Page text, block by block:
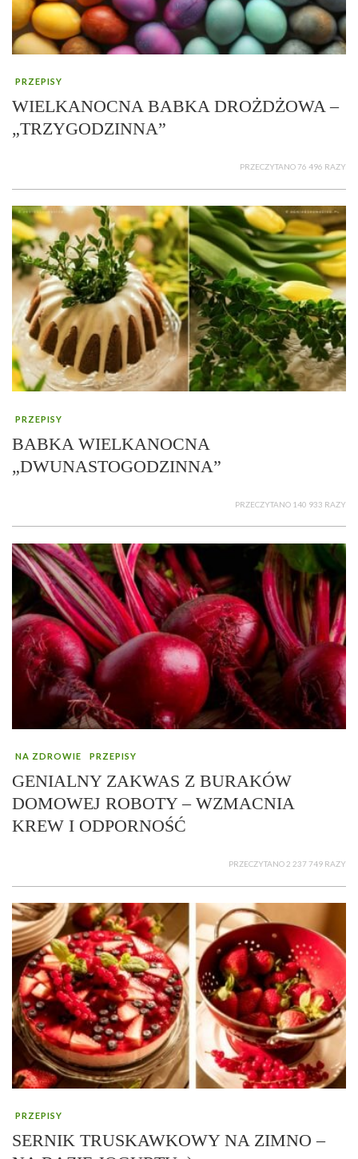
PRZEPISY
WIELKANOCNA BABKA DROŻDŻOWA –
„TRZYGODZINNA”
PRZECZYTANO 76 496 RAZY
PRZEPISY
BABKA WIELKANOCNA
„DWUNASTOGODZINNA”
PRZECZYTANO 140 933 RAZY
NA ZDROWIE PRZEPISY
GENIALNY ZAKWAS Z BURAKÓW
DOMOWEJ ROBOTY – WZMACNIA
KREW I ODPORNOŚĆ
PRZECZYTANO 2 237 749 RAZY
PRZEPISY
SERNIK TRUSKAWKOWY NA ZIMNO –